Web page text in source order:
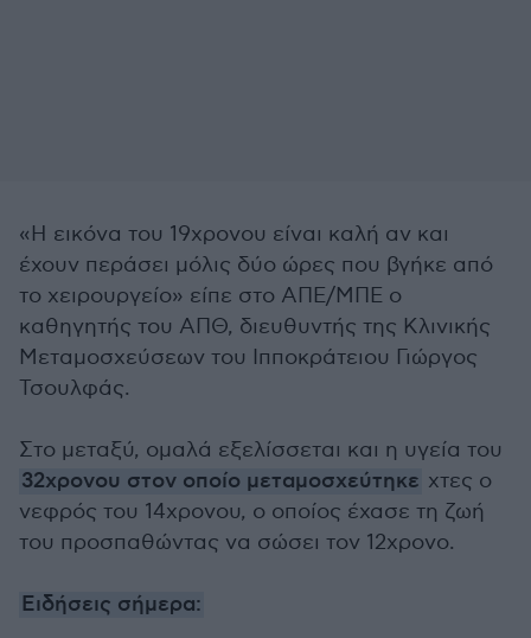
«Η εικόνα του 19χρονου είναι καλή αν και
έχουν περάσει μόλις δύο ώρες που βγήκε από
το χειρουργείο» είπε στο ΑΠΕ/ΜΠΕ ο
καθηγητής του ΑΠΘ, διευθυντής της Κλινικής
Μεταμοσχεύσεων του Ιπποκράτειου Γιώργος
Τσουλφάς.
Στο μεταξύ, ομαλά εξελίσσεται και η υγεία του
32χρονου στον οποίο μεταμοσχεύτηκε χτες ο
νεφρός του 14χρονου, ο οποίος έχασε τη ζωή
του προσπαθώντας να σώσει τον 12χρονο.
Ειδήσεις σήμερα: